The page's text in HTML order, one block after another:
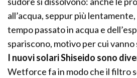
all’acqua, seppur più
tempo passato in acqua e
spariscono, motivo per cui
I nuovi solari Shiseido sono
Wetforce fa in modo che il filtro